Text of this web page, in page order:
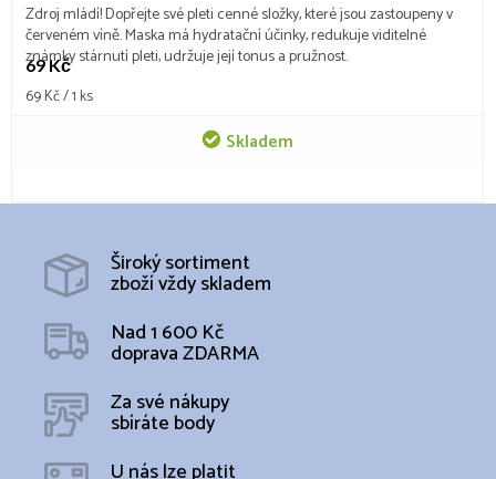
Skladem
69 Kč
Měrná
69 Kč / 1 ks
Zdroj mládí! Dopřejte své pleti cenné složky, které jsou zastoupeny v
červeném víně. Maska má hydratační účinky, redukuje viditelné
známky stárnutí pleti, udržuje její tonus a pružnost.
Široký sortiment
zboží vždy skladem
Nad 1 600 Kč
doprava ZDARMA
Za své nákupy
sbíráte body
U nás lze platit